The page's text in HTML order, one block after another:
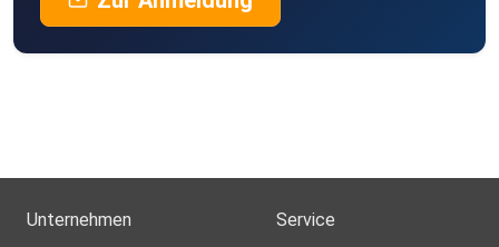
Unternehmen Service